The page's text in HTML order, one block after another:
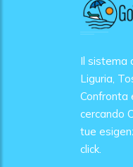
Il sistema
Liguria,
Confronta
cercando
tue
click.